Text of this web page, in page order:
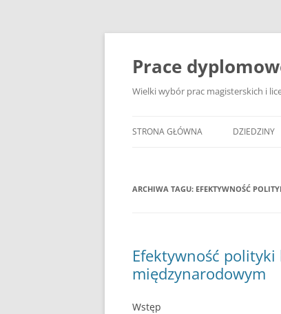
Przejdź
Prace
Wielki wybór prac magisterskich i
STRONA GŁÓWNA DZIEDZINY
EKOLOGIA
ARCHIWA TAGU: EFEKTYWNOŚĆ
Efektywność
międzynarodowym
Wstęp